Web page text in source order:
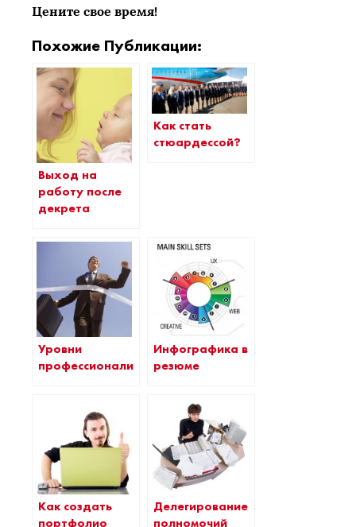
Цените свое время!
Похожие Публикации:
Выход на
работу после
декрета
Как стать
стюардессой?
Уровни
профессионализма
Инфографика в
резюме
Как создать
портфолио
Делегирование
полномочий